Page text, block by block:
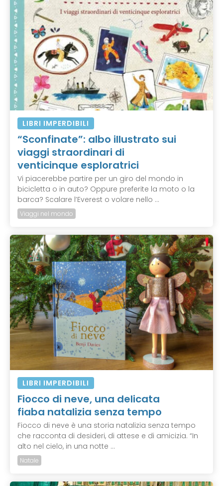
LIBRI IMPERDIBILI
“Sconfinate”: albo illustrato sui
viaggi straordinari di
venticinque esploratrici
Vi piacerebbe partire per un giro del mondo in
bicicletta o in auto? Oppure preferite la moto o la
barca? Scalare l’Everest o volare nello ...
Viaggi nel mondo
LIBRI IMPERDIBILI
Fiocco di neve, una delicata
fiaba natalizia senza tempo
Fiocco di neve è una storia natalizia senza tempo
che racconta di desideri, di attese e di amicizia. “In
alto nel cielo, in una notte ...
Natale